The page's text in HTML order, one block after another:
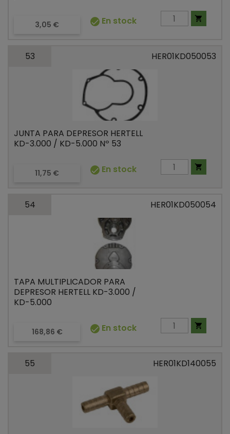
Precio
3,05 €  En stock 
53 HER01KD050053
JUNTA PARA DEPRESOR HERTELL
KD-3.000 / KD-5.000 Nº 53
Precio
11,75 €  En stock 
54 HER01KD050054
TAPA MULTIPLICADOR PARA
DEPRESOR HERTELL KD-3.000 /
KD-5.000
Precio
168,86 €  En stock 
55 HER01KD140055